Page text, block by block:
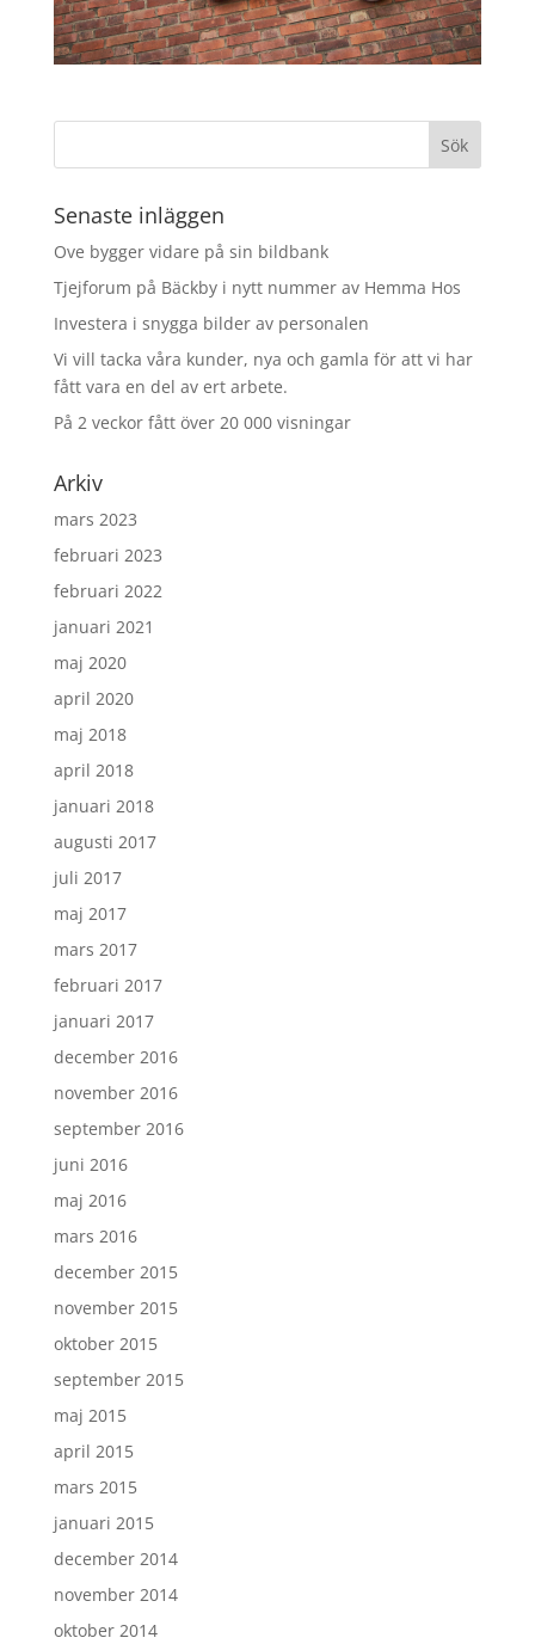
Senaste inläggen
Ove bygger vidare på sin bildbank
Tjejforum på Bäckby i nytt nummer av Hemma Hos
Investera i snygga bilder av personalen
Vi vill tacka våra kunder, nya och gamla för att vi har
fått vara en del av ert arbete.
På 2 veckor fått över 20 000 visningar
Arkiv
mars 2023
februari 2023
februari 2022
januari 2021
maj 2020
april 2020
maj 2018
april 2018
januari 2018
augusti 2017
juli 2017
maj 2017
mars 2017
februari 2017
januari 2017
december 2016
november 2016
september 2016
juni 2016
maj 2016
mars 2016
december 2015
november 2015
oktober 2015
september 2015
maj 2015
april 2015
mars 2015
januari 2015
december 2014
november 2014
oktober 2014